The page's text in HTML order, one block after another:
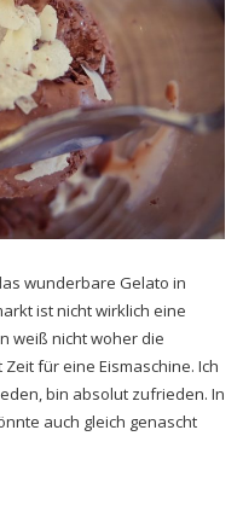
wunderbare Gelato in
ist nicht wirklich eine
weiß nicht woher die
für eine Eismaschine. Ich
bin absolut zufrieden. In
auch gleich genascht